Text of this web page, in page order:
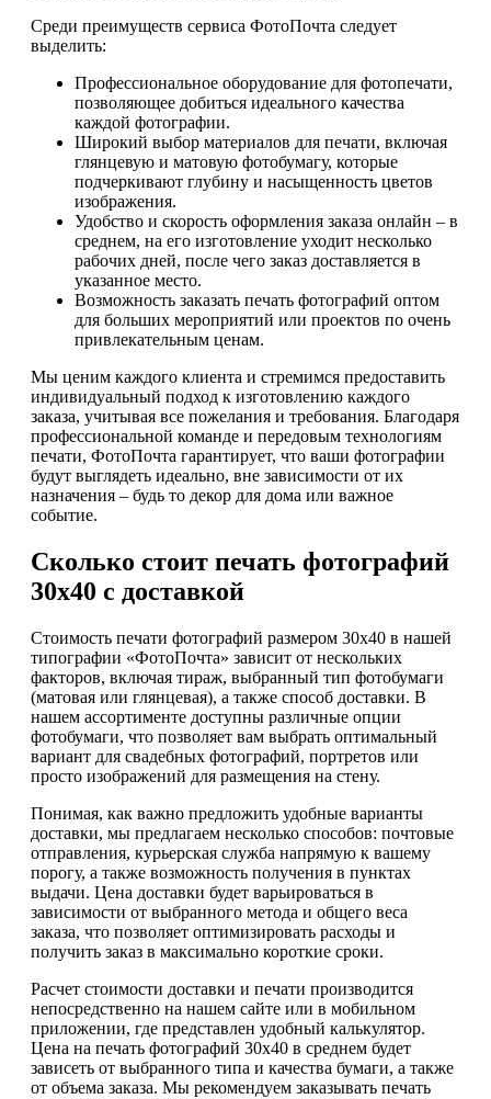
Среди преимуществ сервиса ФотоПочта следует
выделить:
Профессиональное оборудование для фотопечати,
позволяющее добиться идеального качества
каждой фотографии.
Широкий выбор материалов для печати, включая
глянцевую и матовую фотобумагу, которые
подчеркивают глубину и насыщенность цветов
изображения.
Удобство и скорость оформления заказа онлайн – в
среднем, на его изготовление уходит несколько
рабочих дней, после чего заказ доставляется в
указанное место.
Возможность заказать печать фотографий оптом
для больших мероприятий или проектов по очень
привлекательным ценам.
Мы ценим каждого клиента и стремимся предоставить
индивидуальный подход к изготовлению каждого
заказа, учитывая все пожелания и требования. Благодаря
профессиональной команде и передовым технологиям
печати, ФотоПочта гарантирует, что ваши фотографии
будут выглядеть идеально, вне зависимости от их
назначения – будь то декор для дома или важное
событие.
Сколько стоит печать фотографий
30х40 с доставкой
Стоимость печати фотографий размером 30х40 в нашей
типографии «ФотоПочта» зависит от нескольких
факторов, включая тираж, выбранный тип фотобумаги
(матовая или глянцевая), а также способ доставки. В
нашем ассортименте доступны различные опции
фотобумаги, что позволяет вам выбрать оптимальный
вариант для свадебных фотографий, портретов или
просто изображений для размещения на стену.
Понимая, как важно предложить удобные варианты
доставки, мы предлагаем несколько способов: почтовые
отправления, курьерская служба напрямую к вашему
порогу, а также возможность получения в пунктах
выдачи. Цена доставки будет варьироваться в
зависимости от выбранного метода и общего веса
заказа, что позволяет оптимизировать расходы и
получить заказ в максимально короткие сроки.
Расчет стоимости доставки и печати производится
непосредственно на нашем сайте или в мобильном
приложении, где представлен удобный калькулятор.
Цена на печать фотографий 30х40 в среднем будет
зависеть от выбранного типа и качества бумаги, а также
от объема заказа. Мы рекомендуем заказывать печать